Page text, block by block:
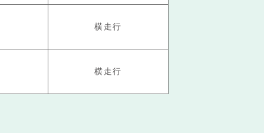
横走行
横走行